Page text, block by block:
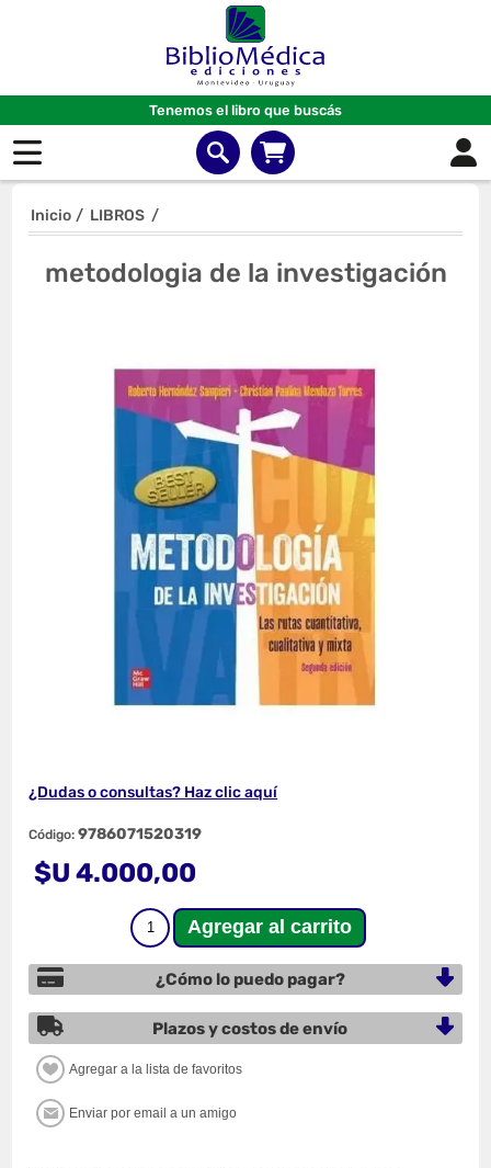
Tenemos el libro que buscás
Inicio / LIBROS /
metodologia de la investigación
¿Dudas o consultas? Haz clic aquí
Código: 9786071520319
$U 4.000,00
¿Cómo lo puedo pagar?
Plazos y costos de envío